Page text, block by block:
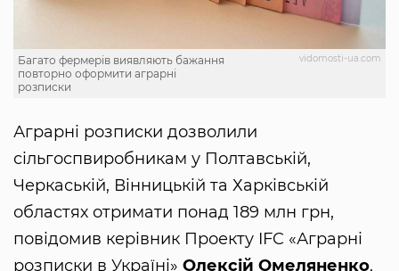
vidomosti-ua.com
Багато фермерів виявляють бажання
повторно оформити аграрні
розписки
Аграрні розписки дозволили
сільгоспвиробникам у Полтавській,
Черкаській, Вінницькій та Харківській
областях отримати понад 189 млн грн,
повідомив керівник Проекту IFC «Аграрні
розписки в Україні» Олексій Омеляненко,